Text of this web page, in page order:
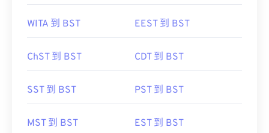
WITA 到 BST EEST 到 BST
ChST 到 BST CDT 到 BST
SST 到 BST PST 到 BST
MST 到 BST EST 到 BST